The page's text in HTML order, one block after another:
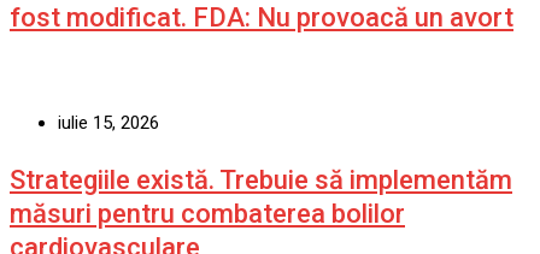
fost modificat. FDA: Nu provoacă un avort
iulie 15, 2026
Strategiile există. Trebuie să implementăm
măsuri pentru combaterea bolilor
cardiovasculare